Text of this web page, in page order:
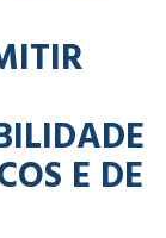
E DE